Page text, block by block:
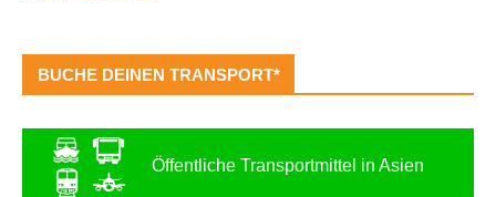
BUCHE DEINEN TRANSPORT*
Öffentliche Transportmittel in Asien